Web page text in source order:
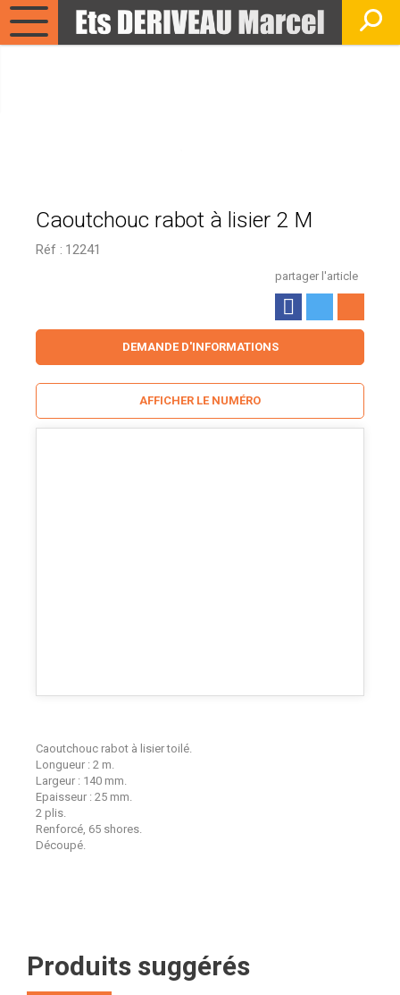
Caoutchouc rabot à lisier 2 M
Réf : 12241
partager l'article
Caoutchouc rabot à lisier toilé.
Longueur : 2 m.
Largeur : 140 mm.
Epaisseur : 25 mm.
2 plis.
Renforcé, 65 shores.
Découpé.
DEMANDE D'INFORMATIONS
AFFICHER LE NUMÉRO
Produits suggérés